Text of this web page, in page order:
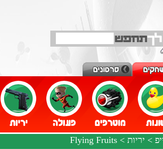
> יריות > Flying Fruits